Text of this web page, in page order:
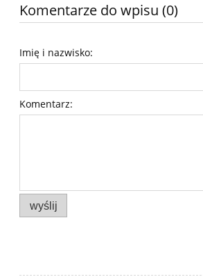
Komentarze do wpisu (0)
Imię i nazwisko:
Komentarz:
wyślij